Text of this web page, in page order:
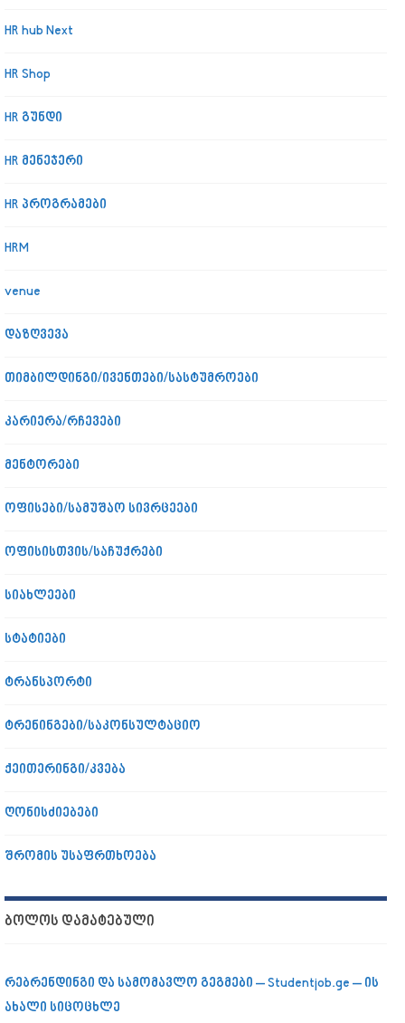
HR hub Next
HR Shop
HR გუნდი
HR მენეჯერი
HR პროგრამები
HRM
venue
დაზღვევა
თიმბილდინგი/ივენთები/სასტუმროები
კარიერა/რჩევები
მენტორები
ოფისები/სამუშაო სივრცეები
ოფისისთვის/საჩუქრები
სიახლეები
სტატიები
ტრანსპორტი
ტრენინგები/საკონსულტაციო
ქეითერინგი/კვება
ღონისძიებები
შრომის უსაფრთხოება
ᲑᲝᲚᲝᲡ ᲓᲐᲛᲐᲢᲔᲑᲣᲚᲘ
რებრენდინგი და სამომავლო გეგმები – Studentjob.ge – ის
ახალი სიცოცხლე